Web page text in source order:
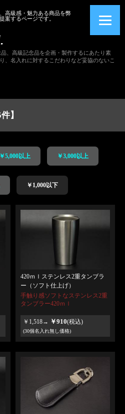
高級感・魅力ある商品を弊
案するページです。
、高級記念品を企画・製作するにあたり素
、名入れに対するこだわりなど妥協のないこ
】
￥5,000以上 ￥3,000以上
￥1,000以下
420ｍｌステンレス2重タンブラ
ー（ソフト仕上げ）
手触り感ソフトなステンレス2重
タンブラー420ｍｌ
￥1,518→ ￥910(税込)
(30個名入れ無し価格)